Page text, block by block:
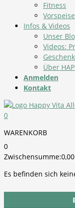
Fitness
Infos & Videos
Unser
Videos:
Über
Anmelden
Kontakt
0
WARENKORB
0
Zwischensumme:0,00
Es befinden sich